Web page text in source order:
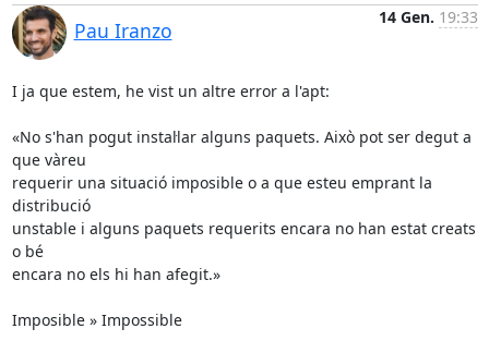
Pau Iranzo
14 Gen. 19:33
I ja que estem, he vist un altre error a l'apt:
«No s'han pogut instal·lar alguns paquets. Això pot ser degut a
que vàreu
requerir una situació imposible o a que esteu emprant la
distribució
unstable i alguns paquets requerits encara no han estat creats
o bé
encara no els hi han afegit.»
Imposible » Impossible